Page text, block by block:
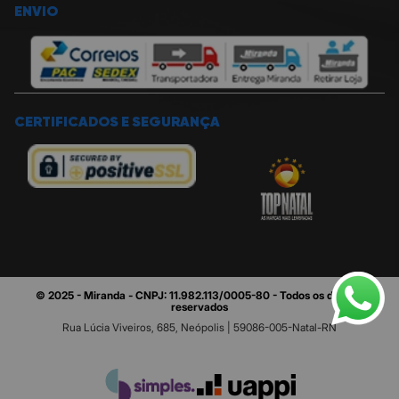
ENVIO
CERTIFICADOS E SEGURANÇA
© 2025 - Miranda - CNPJ: 11.982.113/0005-80 - Todos os direitos
reservados
Rua Lúcia Viveiros, 685, Neópolis | 59086-005-Natal-RN